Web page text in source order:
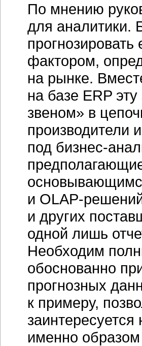
По мнению
для аналитики.
фактором,
на рынке.
на базе ERP
звеном» в
производители
под бизнес-
и OLAP-
и других
одной лишь
Необходим
обоснованно
прогнозных
к примеру,
именно образом